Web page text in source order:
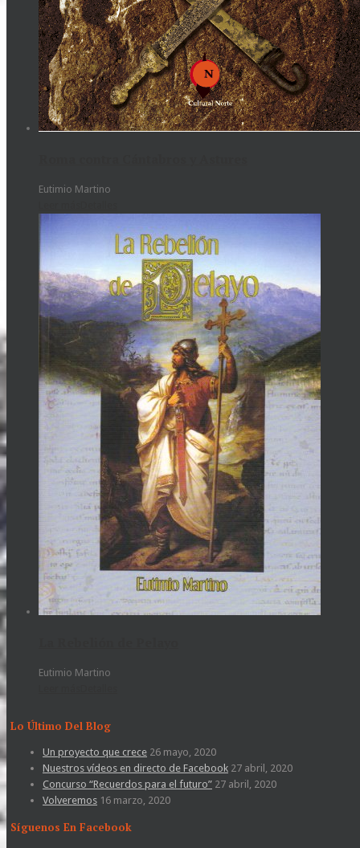
Eutimio Martino
Eutimio Martino
Lo Último Del Blog
Un proyecto que crece 26 mayo, 2020
Nuestros vídeos en directo de Facebook 27 abril, 2020
Concurso “Recuerdos para el futuro” 27 abril, 2020
Volveremos 16 marzo, 2020
Síguenos En Facebook